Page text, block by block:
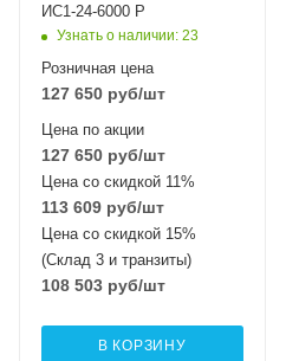
ИС1-24-6000 Р
Узнать о наличии: 23
Розничная цена
127 650 руб/шт
Цена по акции
127 650 руб/шт
Цена со скидкой 11%
113 609 руб/шт
Цена со скидкой 15%
(Склад 3 и транзиты)
108 503 руб/шт
В КОРЗИНУ